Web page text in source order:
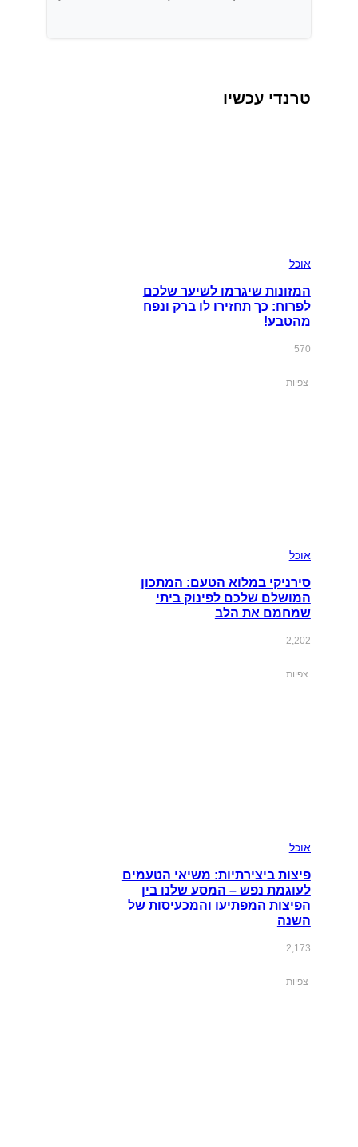
טרנדי עכשיו
אוכל
המזונות שיגרמו לשיער שלכם
לפרוח: כך תחזירו לו ברק ונפח
מהטבע!
570
צפיות
אוכל
סירניקי במלוא הטעם: המתכון
המושלם שלכם לפינוק ביתי
שמחמם את הלב
2,202
צפיות
אוכל
פיצות ביצירתיות: משיאי הטעמים
לעוגמת נפש – המסע שלנו בין
הפיצות המפתיעו והמכעיסות של
השנה
2,173
צפיות